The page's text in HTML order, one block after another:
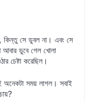
কিন্তু সে ডুবল না। এবং সে
আবার ডুবে গেল খোলা
চেষ্টা করেছিল।
অনেকটা সময় লাগল। সবাই